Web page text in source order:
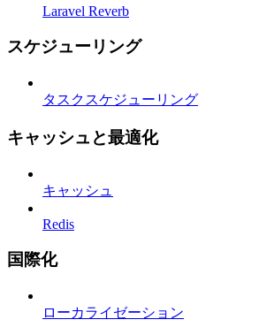
Laravel Reverb
スケジューリング
タスクスケジューリング
キャッシュと最適化
キャッシュ
Redis
国際化
ローカライゼーション